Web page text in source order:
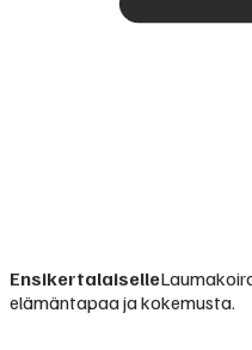
Ensikertalaiselle
elämäntapaa ja kokemusta.